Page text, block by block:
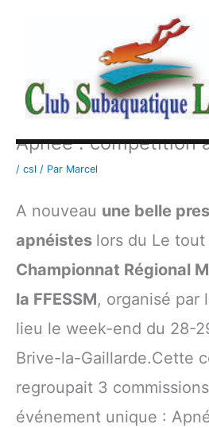
Apnée : compétition
/ csl / Par Marcel
A nouveau une belle
apnéistes lors du Le
Championnat Régional
la FFESSM, organisé par
lieu le week-end du 28-
Brive-la-Gaillarde.Cette
regroupait 3 commissions
événement unique :